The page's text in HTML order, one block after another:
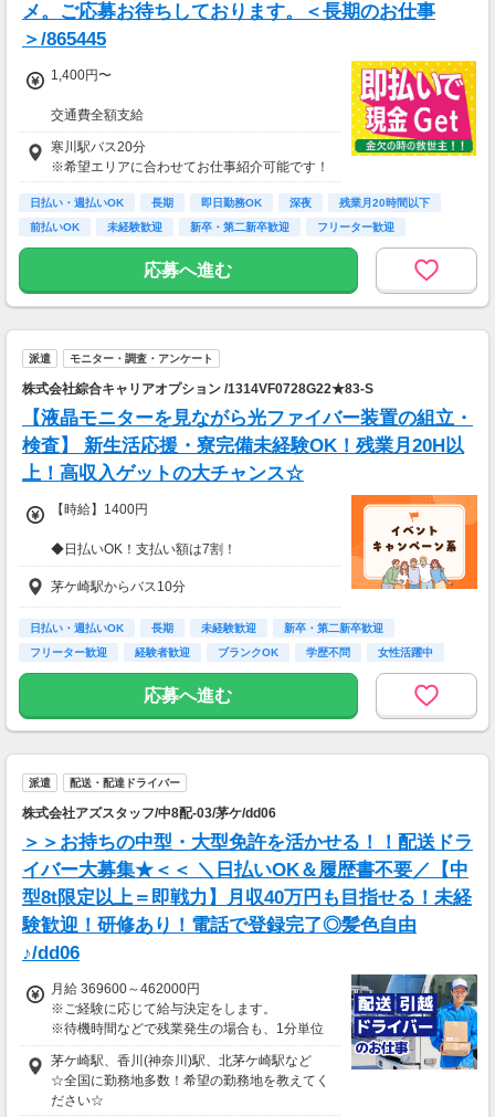
メ。ご応募お待ちしております。＜長期のお仕事
＞/865445
1,400円〜
交通費全額支給
即払い制度有
寒川駅バス20分
※希望エリアに合わせてお仕事紹介可能です！
日払い・週払いOK 長期 即日勤務OK 深夜
残業月20時間以下
前払いOK
未経験歓迎 新卒・第二新卒歓迎 フリーター歓迎
応募へ進む
派遣 モニター・調査・アンケート
株式会社綜合キャリアオプション /1314VF0728G22★83-S
【液晶モニターを見ながら光ファイバー装置の組立・
検査】 新生活応援・寮完備未経験OK！残業月20H以
上！高収入ゲットの大チャンス☆
【時給】1400円
◆日払いOK！支払い額は7割！
※規定・支払い条件有
茅ケ崎駅からバス10分
日払い・週払いOK 長期 未経験歓迎
新卒・第二新卒歓迎
フリーター歓迎
経験者歓迎 ブランクOK 学歴不問 女性活躍中
応募へ進む
派遣 配送・配達ドライバー
株式会社アズスタッフ/中8配-03/茅ケ/dd06
＞＞お持ちの中型・大型免許を活かせる！！配送ドラ
イバー大募集★＜＜ ＼日払いOK＆履歴書不要／【中
型8t限定以上＝即戦力】月収40万円も目指せる！未経
験歓迎！研修あり！電話で登録完了◎髪色自由
♪/dd06
月給 369600～462000円
※ご経験に応じて給与決定をします。
※待機時間などで残業発生の場合も、1分単位
で残業代をお支払いします！
※研修・研修時給については面談時にお伝えし
ます
＊交通費一部支給（案件による）
茅ケ崎駅、香川(神奈川)駅、北茅ケ崎駅など
☆全国に勤務地多数！希望の勤務地を教えてく
ださい☆